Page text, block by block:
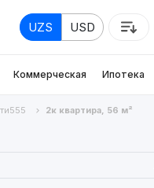
UZS USD
Коммерческая Ипотека
2к квартира, 56 м²